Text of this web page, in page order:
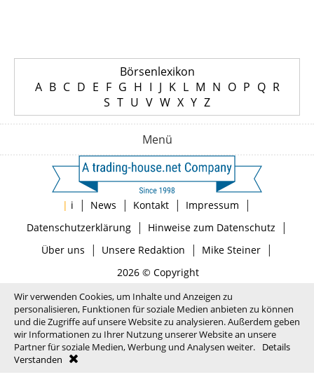
Börsenlexikon
A B C D E F G H I J K L M N O P Q R
S T U V W X Y Z
Menü
| i | News | Kontakt | Impressum |
Datenschutzerklärung| Hinweise zum Datenschutz |
Über uns | Unsere Redaktion | Mike Steiner|
2026 © Copyright
Wir verwenden Cookies, um Inhalte und Anzeigen zu
personalisieren, Funktionen für soziale Medien anbieten zu können
und die Zugriffe auf unsere Website zu analysieren. Außerdem geben
wir Informationen zu Ihrer Nutzung unserer Website an unsere
Partner für soziale Medien, Werbung und Analysen weiter.
Details
Verstanden